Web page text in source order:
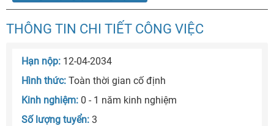
THÔNG TIN CHI TIẾT CÔNG VIỆC
Hạn nộp: 12-04-2034
Hình thức: Toàn thời gian cố định
Kinh nghiệm: 0 - 1 năm kinh nghiệm
Số lượng tuyển: 3